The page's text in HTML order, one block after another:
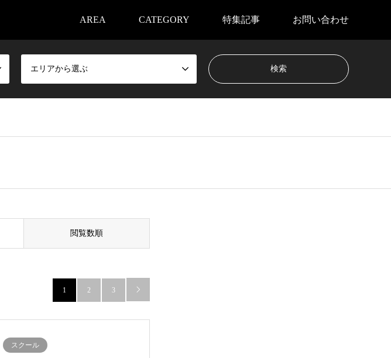
AREA CATEGORY 特集記事 お問い合わせ
エリアから選ぶ
閲覧数順
1 2 3 
スクール